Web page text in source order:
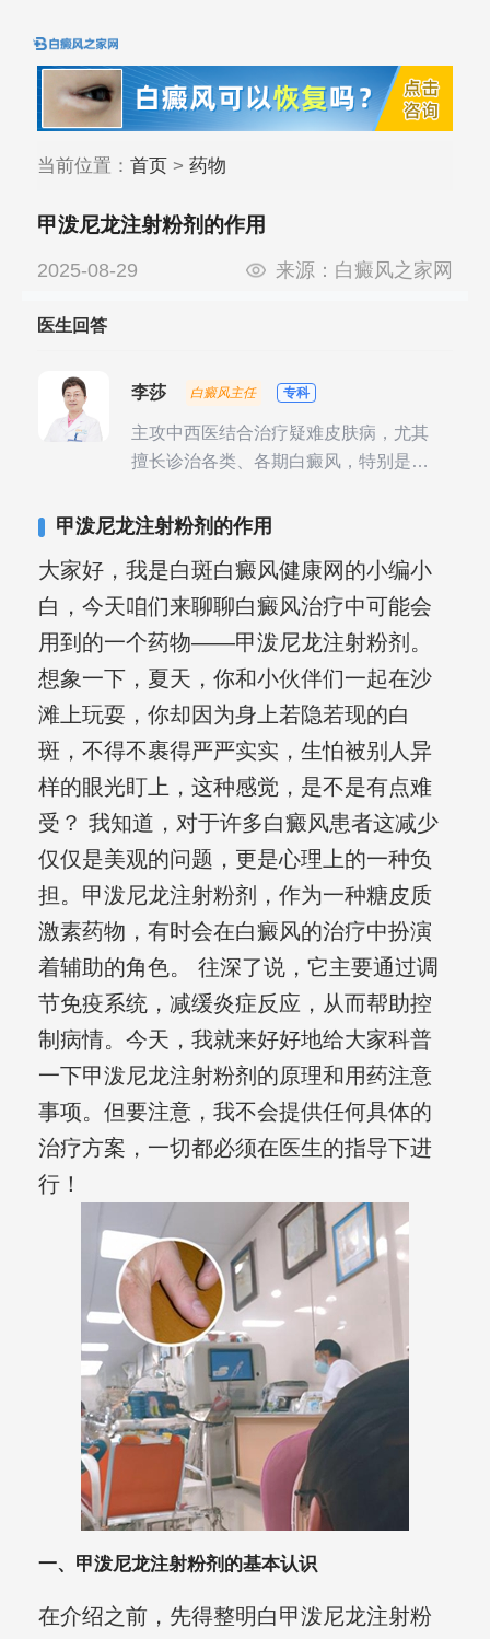
当前位置： 首页> 药物
甲泼尼龙注射粉剂的作用
2025-08-29 来源： 白癜风之家网
医生回答
李莎 白癜风主任 专科
主攻中西医结合治疗疑难皮肤病，尤其
擅长诊治各类、各期白癜风，特别是对
复发期;临床运用中医的辨证施治，理法
甲泼尼龙注射粉剂的作用
大家好，我是白斑白癜风健康网的小编小
白，今天咱们来聊聊白癜风治疗中可能会
用到的一个药物——甲泼尼龙注射粉剂。
想象一下，夏天，你和小伙伴们一起在沙
滩上玩耍，你却因为身上若隐若现的白
斑，不得不裹得严严实实，生怕被别人异
样的眼光盯上，这种感觉，是不是有点难
受？ 我知道，对于许多白癜风患者这减少
仅仅是美观的问题，更是心理上的一种负
担。甲泼尼龙注射粉剂，作为一种糖皮质
激素药物，有时会在白癜风的治疗中扮演
着辅助的角色。 往深了说，它主要通过调
节免疫系统，减缓炎症反应，从而帮助控
制病情。今天，我就来好好地给大家科普
一下甲泼尼龙注射粉剂的原理和用药注意
事项。但要注意，我不会提供任何具体的
治疗方案，一切都必须在医生的指导下进
行！
一、甲泼尼龙注射粉剂的基本认识
在介绍之前，先得整明白甲泼尼龙注射粉